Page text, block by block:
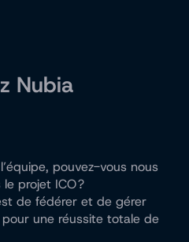
Nubia
pouvez-vous nous
projet ICO ?
de fédérer et de gérer
une réussite totale de